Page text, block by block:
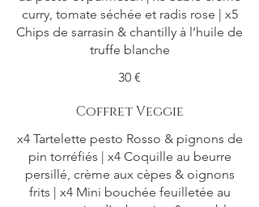
curry, tomate séchée et radis rose | x5
Chips de sarrasin & chantilly à l’huile de
truffe blanche
30 €
Coffret Veggie
x4 Tartelette pesto Rosso & pignons de
pin torréfiés | x4 Coquille au beurre
persillé, crème aux cèpes & oignons
frits | x4 Mini bouchée feuilletée au